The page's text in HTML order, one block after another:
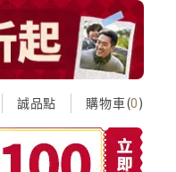
誠品點 購物車(0)